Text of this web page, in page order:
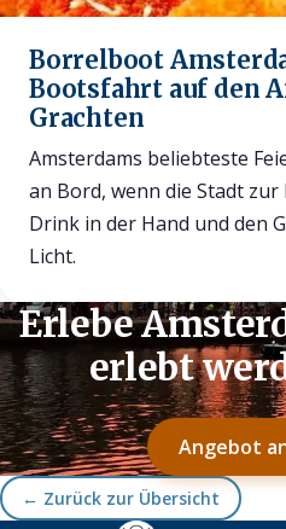
Borrelboot
Bootsfahrt auf den
Grachten
Amsterdams beliebteste
an Bord, wenn die Stadt
Drink in der Hand und den
Licht.
Erlebe
erlebt
Angebot
← Zurück zur Übersicht